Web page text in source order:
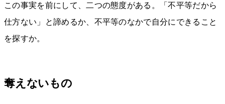
この事実を前にして、二つの態度がある。「不平等だから
仕方ない」と諦めるか、不平等のなかで自分にできること
を探すか。
奪えないもの